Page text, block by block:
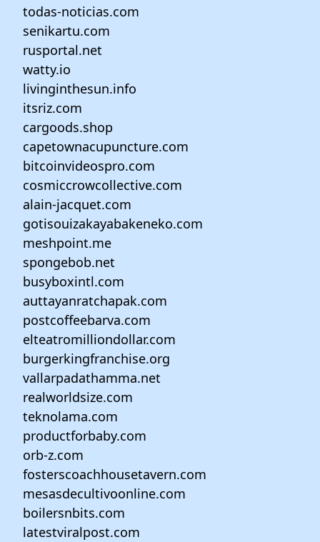
todas-noticias.com
senikartu.com
rusportal.net
watty.io
livinginthesun.info
itsriz.com
cargoods.shop
capetownacupuncture.com
bitcoinvideospro.com
cosmiccrowcollective.com
alain-jacquet.com
gotisouizakayabakeneko.com
meshpoint.me
spongebob.net
busyboxintl.com
auttayanratchapak.com
postcoffeebarva.com
elteatromilliondollar.com
burgerkingfranchise.org
vallarpadathamma.net
realworldsize.com
teknolama.com
productforbaby.com
orb-z.com
fosterscoachhousetavern.com
mesasdecultivoonline.com
boilersnbits.com
latestviralpost.com